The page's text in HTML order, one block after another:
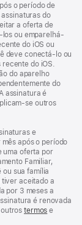
o período de
do
a oferta de
ou emparelhá-
do iOS ou
deve conectá-lo ou
do iOS.
do aparelho
do
assinatura é
se outros
e
após o período
uma oferta por
Familiar,
sua família
tiver aceitado a
por 3 meses a
é renovada
outrostermos e